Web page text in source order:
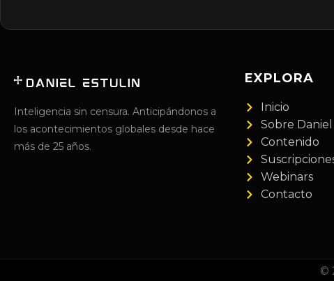
Inteligencia sin censura. Anticipándonos a
los acontecimientos globales desde hace
más de 25 años.
EXPLORA
Inicio
Sobre Daniel
Contenido
Webinars
Contacto
©